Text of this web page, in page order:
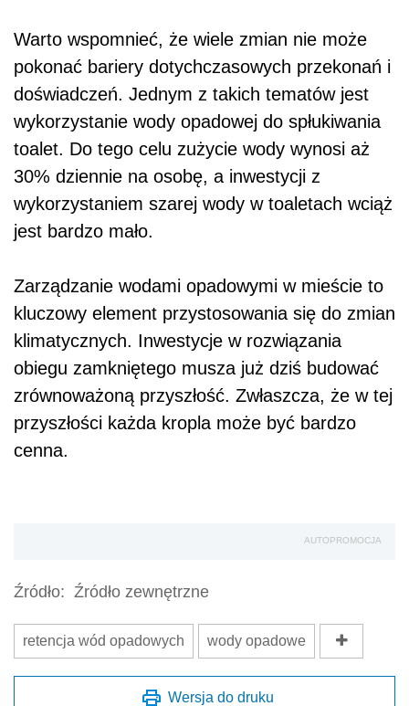
Warto wspomnieć, że wiele zmian nie może
pokonać bariery dotychczasowych przekonań i
doświadczeń. Jednym z takich tematów jest
wykorzystanie wody opadowej do spłukiwania
toalet. Do tego celu zużycie wody wynosi aż
30% dziennie na osobę, a inwestycji z
wykorzystaniem szarej wody w toaletach wciąż
jest bardzo mało.
Zarządzanie wodami opadowymi w mieście to
kluczowy element przystosowania się do zmian
klimatycznych. Inwestycje w rozwiązania
obiegu zamkniętego musza już dziś budować
zrównoważoną przyszłość. Zwłaszcza, że w tej
przyszłości każda kropla może być bardzo
cenna.
AUTOPROMOCJA
Źródło: Źródło zewnętrzne
retencja wód opadowych wody opadowe
Wersja do druku